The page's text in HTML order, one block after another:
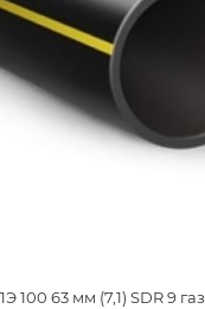
100 63 мм (7,1) SDR 9 газ